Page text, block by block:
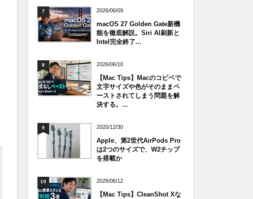
7 2026/06/09
macOS 27 Golden Gate新機
能を徹底解説。Siri AI刷新と
Intel完全終了...
8 2026/06/10
【Mac Tips】Macのコピペで
文字サイズや色がそのままペ
ーストされてしまう問題を解
決する。...
9 2020/12/30
Apple、第2世代AirPods Pro
は2つのサイズで、W2チップ
を搭載か
10 2026/06/12
【Mac Tips】CleanShot Xな